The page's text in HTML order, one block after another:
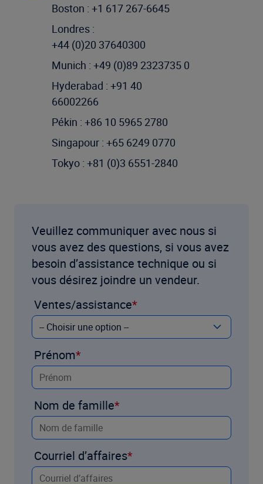
Boston : +1 617 267-6645
Londres :
+44 (0)20 37640300
Munich : +49 (0)89 2323735 0
Hyderabad : +91 40
66002266
Pékin : +86 10 5965 2780
Singapour : +65 6249 0770
Tokyo : +81 (0)3 6551-2840
Veuillez communiquer avec nous si
vous avez des questions, si vous avez
besoin d’assistance technique ou si
vous désirez joindre un vendeur.
Ventes/assistance
Prénom
Nom de famille
Courriel d’affaires